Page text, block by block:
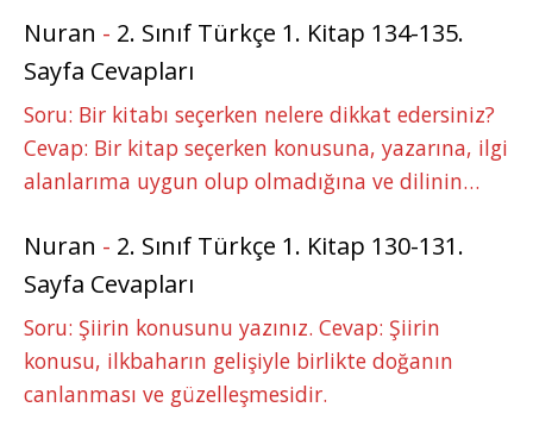
Nuran - 2. Sınıf Türkçe 1. Kitap 134-135.
Sayfa Cevapları
Soru: Bir kitabı seçerken nelere dikkat edersiniz?
Cevap: Bir kitap seçerken konusuna, yazarına, ilgi
alanlarıma uygun olup olmadığına ve dilinin…
Nuran - 2. Sınıf Türkçe 1. Kitap 130-131.
Sayfa Cevapları
Soru: Şiirin konusunu yazınız. Cevap: Şiirin
konusu, ilkbaharın gelişiyle birlikte doğanın
canlanması ve güzelleşmesidir.